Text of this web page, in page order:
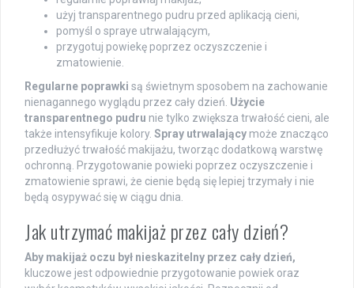
użyj transparentnego pudru przed aplikacją cieni,
pomyśl o spraye utrwalającym,
przygotuj powiekę poprzez oczyszczenie i
zmatowienie.
Regularne poprawki są świetnym sposobem na zachowanie
nienagannego wyglądu przez cały dzień. Użycie
transparentnego pudru nie tylko zwiększa trwałość cieni, ale
także intensyfikuje kolory. Spray utrwalający może znacząco
przedłużyć trwałość makijażu, tworząc dodatkową warstwę
ochronną. Przygotowanie powieki poprzez oczyszczenie i
zmatowienie sprawi, że cienie będą się lepiej trzymały i nie
będą osypywać się w ciągu dnia.
Jak utrzymać makijaż przez cały dzień?
Aby makijaż oczu był nieskazitelny przez cały dzień,
kluczowe jest odpowiednie przygotowanie powiek oraz